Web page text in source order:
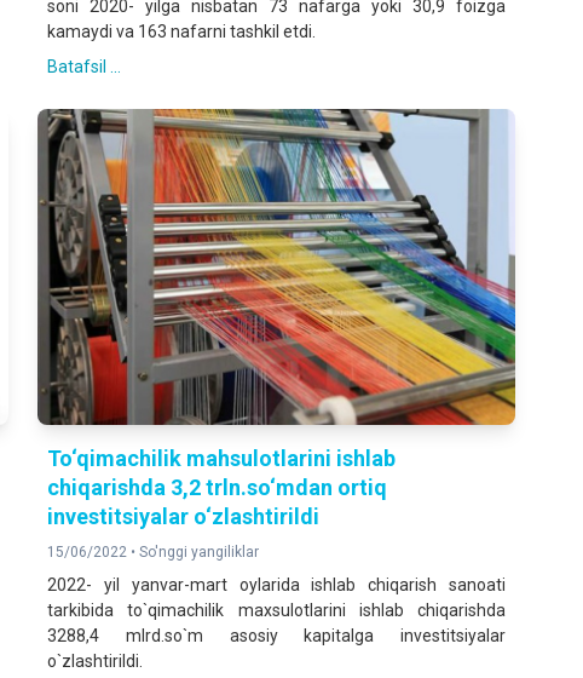
soni 2020- yilga nisbatan 73 nafarga yoki 30,9 foizga
kamaydi va 163 nafarni tashkil etdi.
Batafsil ...
To‘qimachilik mahsulotlarini ishlab
chiqarishda 3,2 trln.so‘mdan ortiq
investitsiyalar o‘zlashtirildi
15/06/2022 •So'nggi yangiliklar
2022- yil yanvar-mart oylarida ishlab chiqarish sanoati
tarkibida to`qimachilik maxsulotlarini ishlab chiqarishda
3288,4 mlrd.so`m asosiy kapitalga investitsiyalar
o`zlashtirildi.